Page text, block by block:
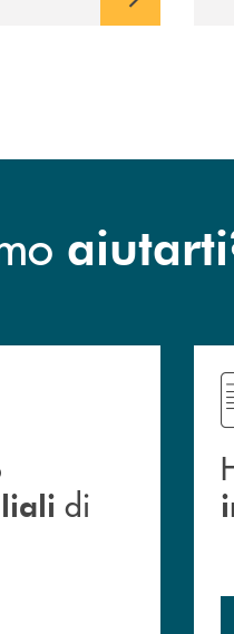
aiutarti
filiali di BCC
di